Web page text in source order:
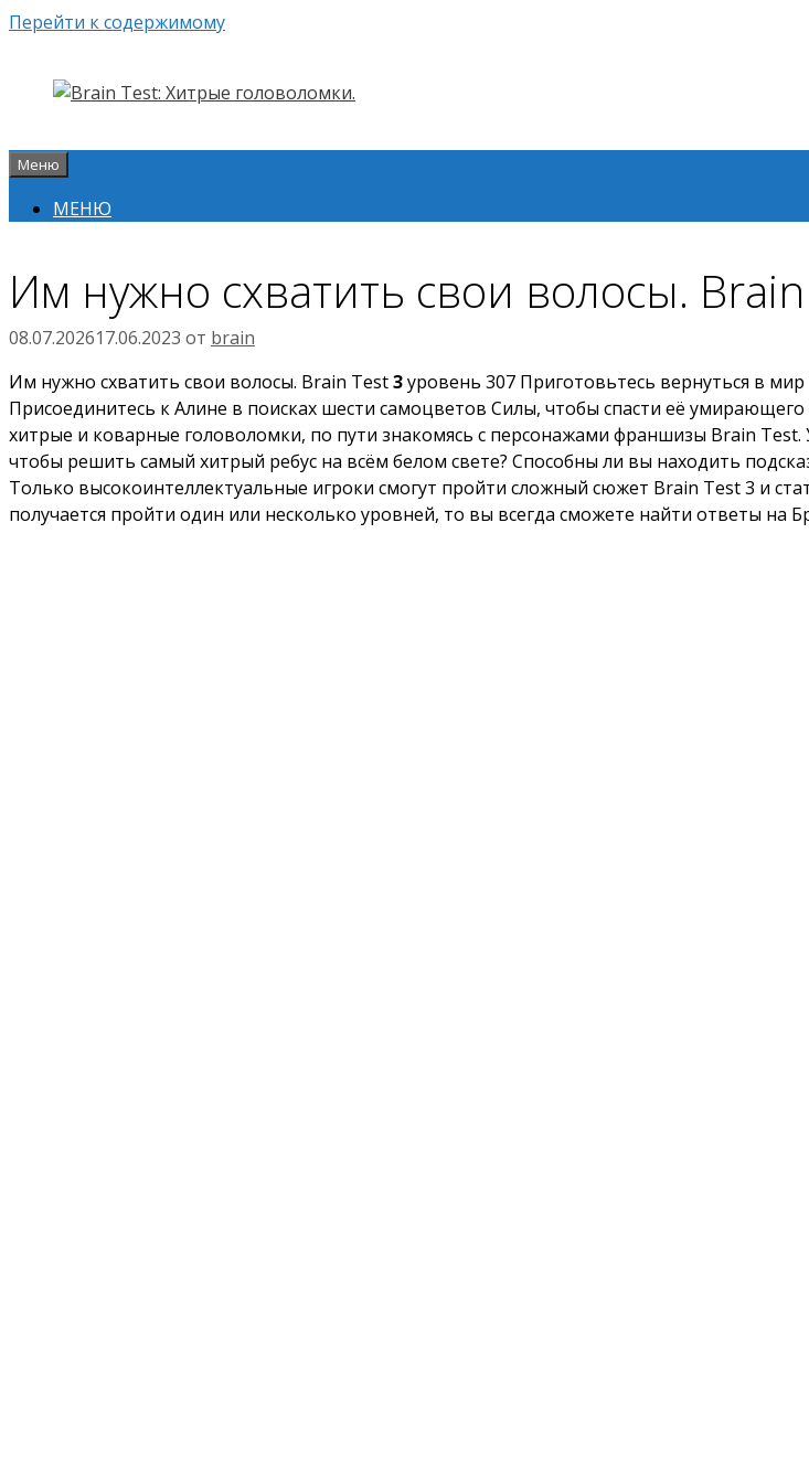
Перейти к содержимому
Меню
МЕНЮ
Им нужно схватить свои волосы.
08.07.202617.06.2023 от brain
Им нужно схватить свои волосы. Brain Test3уровень 307 Приготовьтесь вернуться в
Присоединитесь к Алине в поисках шести самоцветов Силы, чтобы спасти её
хитрые и коварные головоломки, по пути знакомясь с персонажами франшизы Brain
чтобы решить самый хитрый ребус на всём белом свете? Способны ли вы находить
Только высокоинтеллектуальные игроки смогут пройти сложный сюжет Brain Test 3 и
получается пройти один или несколько уровней, то вы всегда сможете найти ответы на